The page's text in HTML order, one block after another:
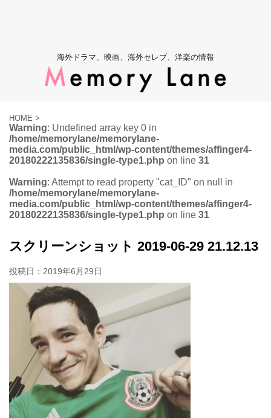
海外ドラマ、映画、海外セレブ、洋楽の情報
HOME >
Warning: Undefined array key 0 in
/home/memorylane/memorylane-
media.com/public_html/wp-content/themes/affinger4-
20180222135836/single-type1.php on line 31
Warning: Attempt to read property "cat_ID" on null in
/home/memorylane/memorylane-
media.com/public_html/wp-content/themes/affinger4-
20180222135836/single-type1.php on line 31
スクリーンショット 2019-06-29 21.12.13
投稿日： 2019年6月29日